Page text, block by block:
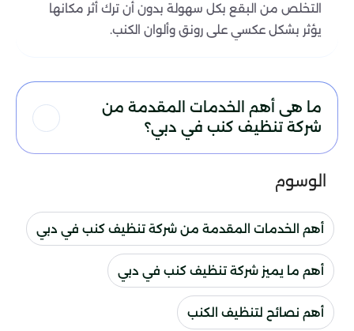
التخلص من البقع بكل سهولة بدون أن ترك أثر مكانها
يؤثر بشكل عكسي على رونق وألوان الكنب.
ما هى أهم الخدمات المقدمة من
شركة تنظيف كنب في دبي؟
الوسوم
أهم الخدمات المقدمة من شركة تنظيف كنب في دبي
أهم ما يميز شركة تنظيف كنب في دبي
أهم نصائح لتنظيف الكنب